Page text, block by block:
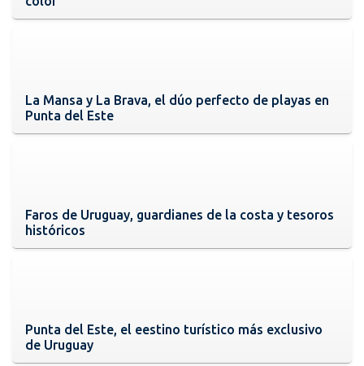
La Mansa y La Brava, el dúo perfecto de playas en
Punta del Este
Faros de Uruguay, guardianes de la costa y tesoros
históricos
Punta del Este, el eestino turístico más exclusivo
de Uruguay